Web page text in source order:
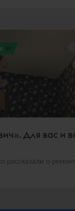
112
Для вас и
рассказали о